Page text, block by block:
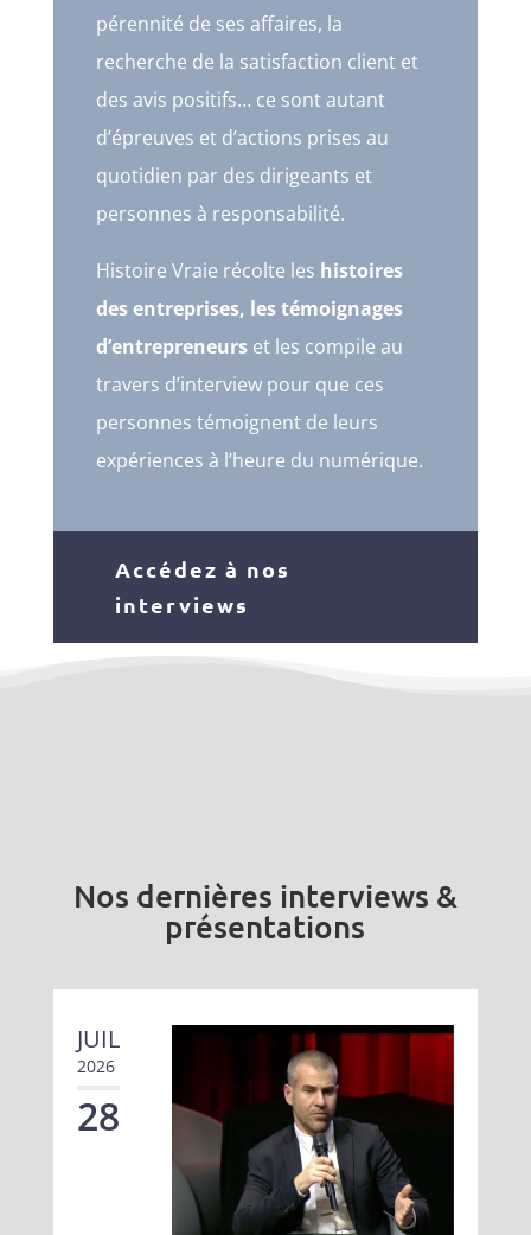
pérennité de ses affaires, la
recherche de la satisfaction client et
des avis positifs… ce sont autant
d’épreuves et d’actions prises au
quotidien par des dirigeants et
personnes à responsabilité.
Histoire Vraie récolte les histoires
des entreprises, les témoignages
d’entrepreneurset les compile au
travers d’interview pour que ces
personnes témoignent de leurs
expériences à l’heure du numérique.
Accédez à nos
interviews
Nos dernières interviews &
présentations
JUIL
2026
28